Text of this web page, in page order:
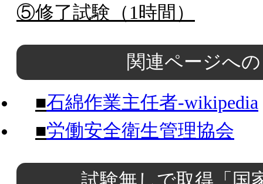
⑤修了試験（1時間）
関連ページへ
■石綿作業主任者-wikipedia
■労働安全衛生管理協会